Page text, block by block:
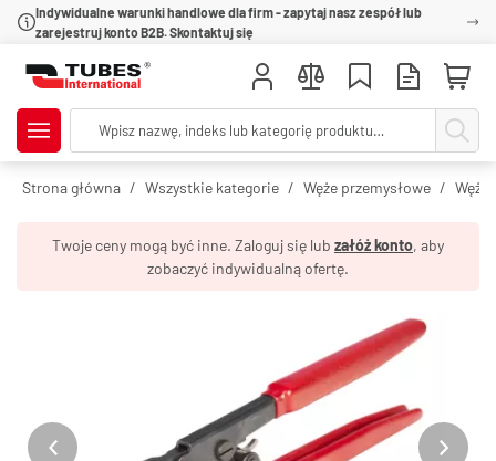
Indywidualne warunki handlowe dla firm - zapytaj nasz zespół lub
zarejestruj konto B2B. Skontaktuj się
Strona główna Wszystkie kategorie Węże przemysłowe
Twoje ceny mogą być inne. Zaloguj się lub załóż konto, aby
zobaczyć indywidualną ofertę.